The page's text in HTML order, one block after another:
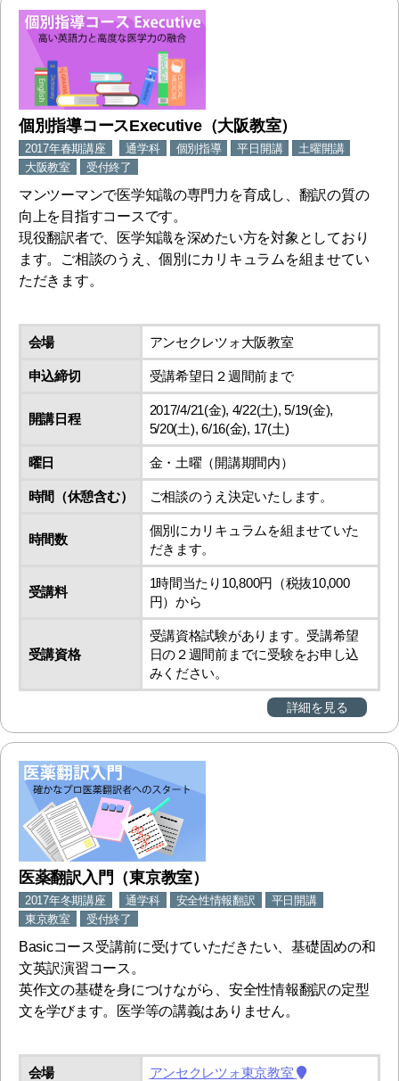
個別指導コースExecutive（大阪教室）
2017年春期講座 通学科 個別指導 平日開講
土曜開講
大阪教室
受付終了
マンツーマンで医学知識の専門力を育成し、翻訳の質の
向上を目指すコースです。
現役翻訳者で、医学知識を深めたい方を対象としており
ます。ご相談のうえ、個別にカリキュラムを組ませてい
ただきます。
会場 アンセクレツォ大阪教室
申込締切 受講希望日２週間前まで
開講日程
2017/4/21(金), 4/22(土), 5/19(金),
5/20(土), 6/16(金), 17(土)
曜日 金・土曜（開講期間内）
時間（休憩含む） ご相談のうえ決定いたします。
時間数
個別にカリキュラムを組ませていた
だきます。
受講料
1時間当たり10,800円（税抜10,000
円）から
受講資格
受講資格試験があります。受講希望
日の２週間前までに受験をお申し込
みください。
詳細を見る
医薬翻訳入門（東京教室）
2017年冬期講座 通学科 安全性情報翻訳
平日開講
東京教室
受付終了
Basicコース受講前に受けていただきたい、基礎固めの和
文英訳演習コース。
英作文の基礎を身につけながら、安全性情報翻訳の定型
文を学びます。医学等の講義はありません。
会場 アンセクレツォ東京教室